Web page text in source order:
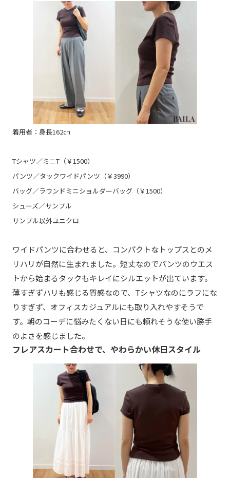
着用者：身長162㎝
Tシャツ／ミニT（￥1500）
パンツ／タックワイドパンツ（￥3990）
バッグ／ラウンドミニショルダーバッグ（￥1500）
シューズ／サンプル
サンプル以外ユニクロ
ワイドパンツに合わせると、コンパクトなトップスとのメ
リハリが自然に生まれました。短丈なのでパンツのウエス
トから始まるタックもキレイにシルエットが出ています。
薄すぎずハリも感じる質感なので、Tシャツなのにラフにな
りすぎず、オフィスカジュアルにも取り入れやすそうで
す。朝のコーデに悩みたくない日にも頼れそうな使い勝手
のよさを感じました。
フレアスカート合わせで、やわらかい休日スタイル